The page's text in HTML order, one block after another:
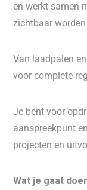
en werkt samen
zichtbaar
Van laadpalen
voor complete
Je bent voor
aanspreekpunt
projecten en
Wat je gaat